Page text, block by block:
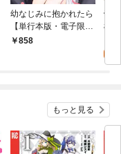
幼なじみに抱かれたら
【単行本版・電子限定
かきおろし付】
858
帝
様
もっと見る